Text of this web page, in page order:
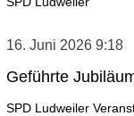
16. Juni 2026 9:18
Geführte
SPD Ludweiler